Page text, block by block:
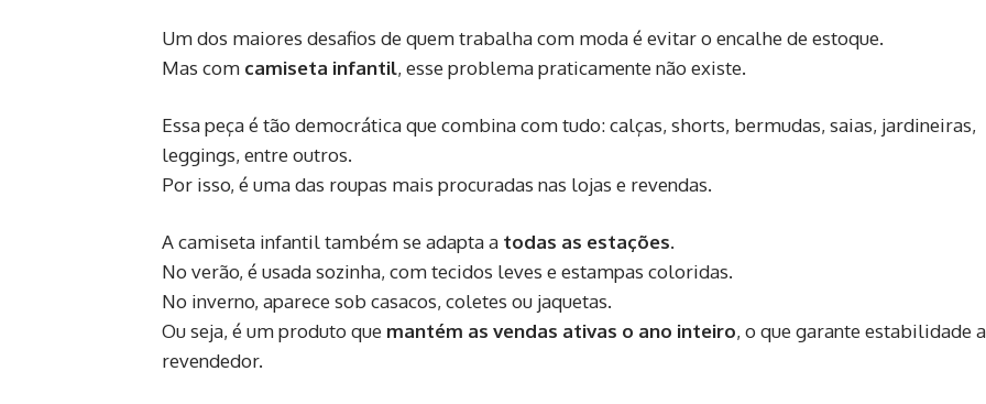
Um dos maiores desafios de quem trabalha com moda é evitar o encalhe de estoque.
Mas com camiseta infantil, esse problema praticamente não existe.
Essa peça é tão democrática que combina com tudo: calças, shorts, bermudas, saias, jardineiras,
leggings, entre outros.
Por isso, é uma das roupas mais procuradas nas lojas e revendas.
A camiseta infantil também se adapta a todas as estações.
No verão, é usada sozinha, com tecidos leves e estampas coloridas.
No inverno, aparece sob casacos, coletes ou jaquetas.
Ou seja, é um produto que mantém as vendas ativas o ano inteiro, o que garante estabilidade
revendedor.